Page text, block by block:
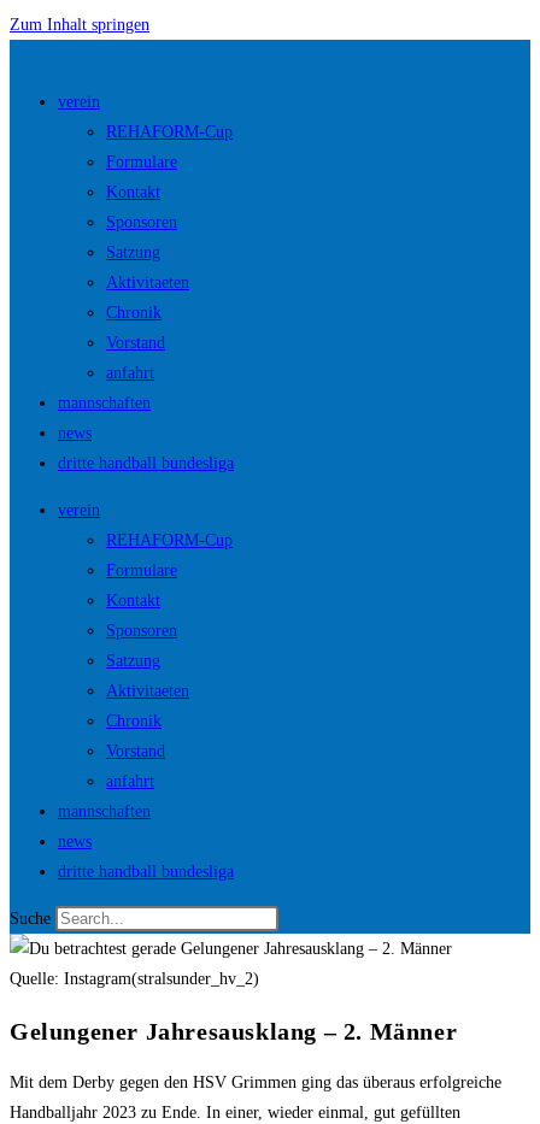
Zum Inhalt springen
verein
REHAFORM-Cup
Formulare
Kontakt
Sponsoren
Satzung
Aktivitaeten
Chronik
Vorstand
anfahrt
mannschaften
news
dritte handball bundesliga
verein
REHAFORM-Cup
Formulare
Kontakt
Sponsoren
Satzung
Aktivitaeten
Chronik
Vorstand
anfahrt
mannschaften
news
dritte handball bundesliga
Suche
Quelle: Instagram(stralsunder_hv_2)
Gelungener Jahresausklang – 2. Männer
Mit dem Derby gegen den HSV Grimmen ging das überaus erfolgreiche
Handballjahr 2023 zu Ende. In einer, wieder einmal, gut gefüllten